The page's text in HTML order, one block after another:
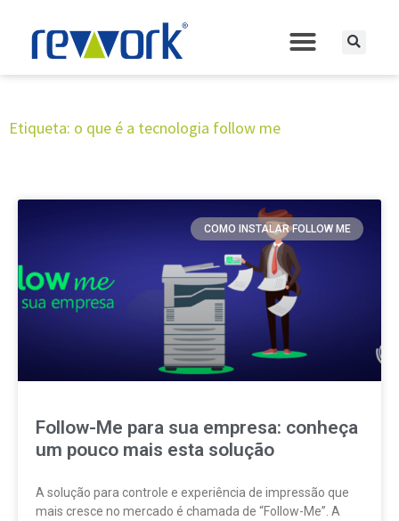
Etiqueta: o que é a tecnologia follow me
COMO INSTALAR FOLLOW ME
Follow-Me para sua empresa: conheça
um pouco mais esta solução
A solução para controle e experiência de impressão que
mais cresce no mercado é chamada de “Follow-Me”. A